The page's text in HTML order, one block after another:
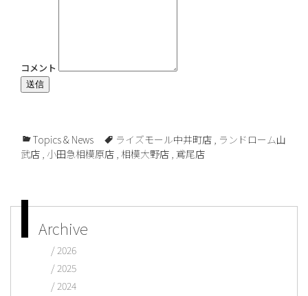
コメント
送信
Topics & News ライズモール中井町店 ランドローム山
武店 小田急相模原店 相模大野店 鳶尾店
Archive
2026
2025
2024